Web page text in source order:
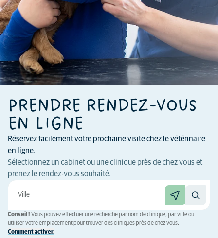
PRENDRE RENDEZ-VOUS
EN LIGNE
Réservez facilement votre prochaine visite chez le vétérinaire
en ligne.
Sélectionnez un cabinet ou une clinique près de chez vous et
prenez le rendez-vous souhaité.
Conseil ! Vous pouvez effectuer une recherche par nom de clinique, par ville ou
utiliser votre emplacement pour trouver des cliniques près de chez vous.
Comment activer.